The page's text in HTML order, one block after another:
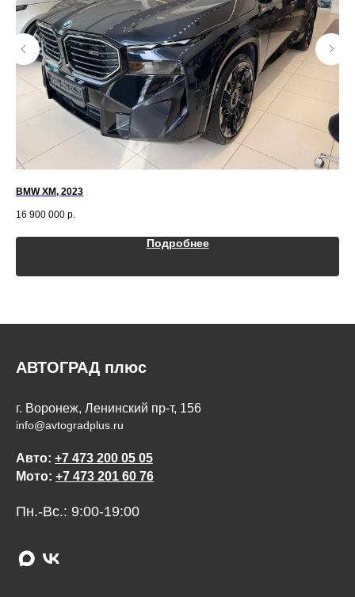
BMW XM, 2023
16 900 000 р.
Подробнее
АВТОГРАД плюс
г. Воронеж, Ленинский пр-т, 156
info@avtogradplus.ru
Авто: +7 473 200 05 05
Мото: +7 473 201 60 76
Пн.-Вс.: 9:00-19:00